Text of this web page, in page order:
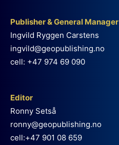
Publisher & General Manager
Ingvild Ryggen Carstens
ingvild@geopublishing.no
cell: +47 974 69 090
Editor
Ronny Setså
ronny@geopublishing.no
cell:+47 901 08 659